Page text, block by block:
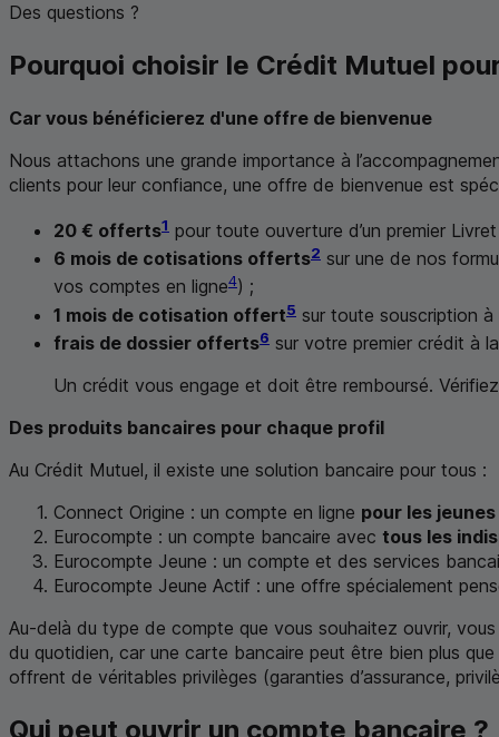
Des questions ?
Pourquoi choisir le Crédit Mutuel
Car vous bénéficierez d'une offre de bienvenue
Nous attachons une grande importance à
clients pour leur confiance, une offre de bienvenue est
20 € offerts1 pour toute ouverture d’un premier
6 mois de cotisations offerts2 sur une de nos
vos comptes en ligne4) ;
1 mois de cotisation offert5 sur toute souscription
frais de dossier offerts6 sur votre premier crédit à
Un crédit vous engage et doit être remboursé.
Des produits bancaires pour chaque profil
Au Crédit Mutuel, il existe une solution bancaire pour tous :
Connect Origine : un compte en ligne pour les
Eurocompte : un compte bancaire avec tous les
Eurocompte Jeune : un compte et des services
Eurocompte Jeune Actif : une offre spécialement
Au-delà du type de compte que vous souhaitez ouvrir,
du quotidien, car une carte bancaire peut être bien plus
offrent de véritables privilèges (garanties d’assurance,
Qui peut ouvrir un compte bancaire ?